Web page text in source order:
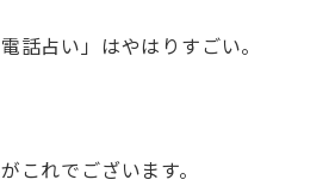
話占い」はやはりすごい。
これでございます。